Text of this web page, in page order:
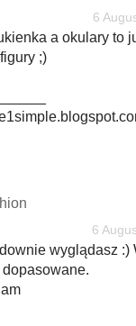
6
a okulary to
;)
6
wyglądasz :)